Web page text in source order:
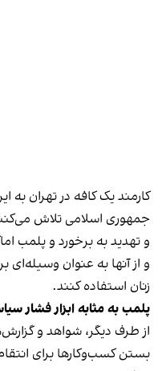
کارمند یک کافه در تهران به
جمهوری اسلامی تلاش
و تهدید به برخورد و پلمب
و از آنها به عنوان
زنان استفاده کنند.
پلمب به مثابه ابزار فشار
از طرف دیگر، شواهد و
بستن کسب‌وکارها برای